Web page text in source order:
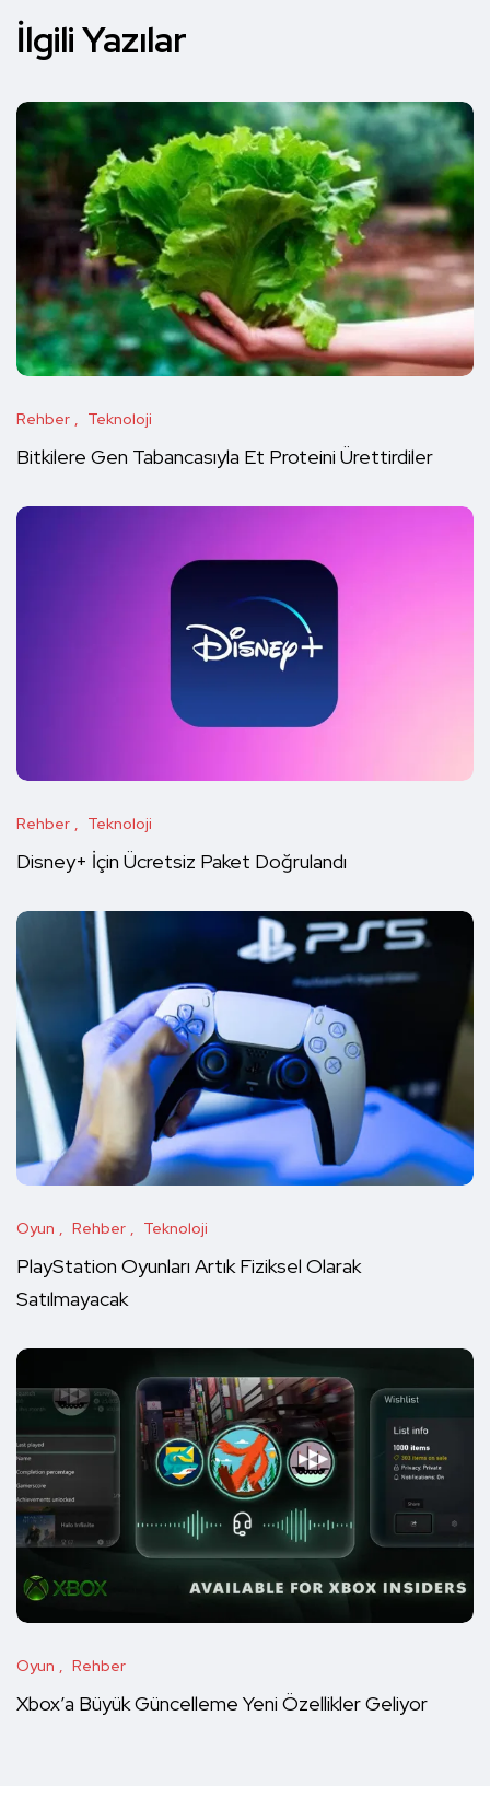
İlgili Yazılar
Rehber Teknoloji
Bitkilere Gen Tabancasıyla Et Proteini Ürettirdiler
Rehber Teknoloji
Disney+ İçin Ücretsiz Paket Doğrulandı
Oyun Rehber Teknoloji
PlayStation Oyunları Artık Fiziksel Olarak
Satılmayacak
Oyun Rehber
Xbox’a Büyük Güncelleme Yeni Özellikler Geliyor